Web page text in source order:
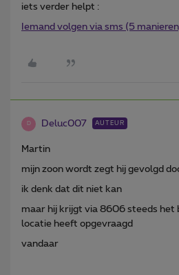
iets verder helpt :
Iemand volgen via sms (5
D Deluc007 AUTEUR
Martin
mijn zoon wordt zegt hij gevolgd
ik denk dat dit niet kan
maar hij krijgt via 8606 steeds het
locatie heeft opgevraagd
vandaar